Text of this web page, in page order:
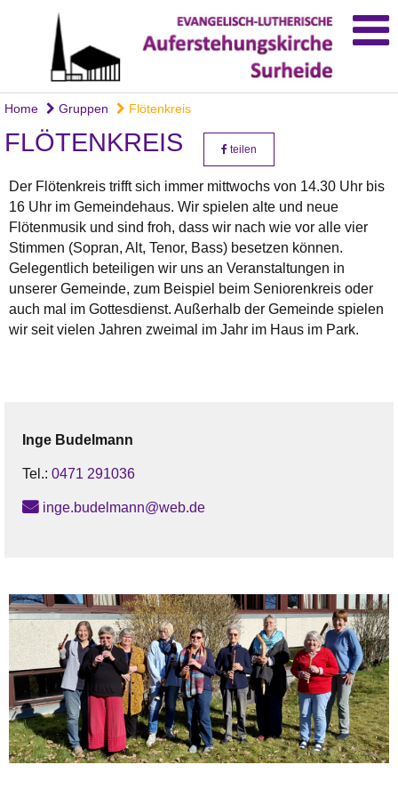
Home Gruppen Flötenkreis
FLÖTENKREIS teilen
Der Flötenkreis trifft sich immer mittwochs von 14.30 Uhr bis
16 Uhr im Gemeindehaus. Wir spielen alte und neue
Flötenmusik und sind froh, dass wir nach wie vor alle vier
Stimmen (Sopran, Alt, Tenor, Bass) besetzen können.
Gelegentlich beteiligen wir uns an Veranstaltungen in
unserer Gemeinde, zum Beispiel beim Seniorenkreis oder
auch mal im Gottesdienst. Außerhalb der Gemeinde spielen
wir seit vielen Jahren zweimal im Jahr im Haus im Park.
Inge Budelmann
Tel.: 0471 291036
inge.budelmann@web.de